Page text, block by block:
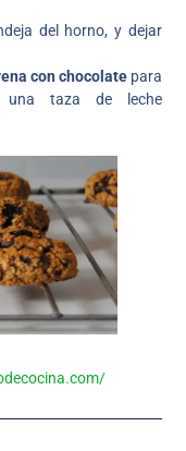
del horno, y dejar
con chocolatepara
una taza de leche